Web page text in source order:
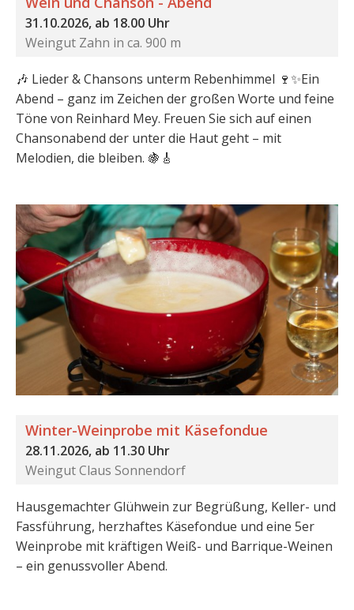
31.10.2026, ab 18.00 Uhr
Weingut Zahn in ca. 900 m
🎶 Lieder & Chansons unterm Rebenhimmel 🍷✨Ein
Abend – ganz im Zeichen der großen Worte und feine
Töne von Reinhard Mey. Freuen Sie sich auf einen
Chansonabend der unter die Haut geht – mit
Melodien, die bleiben. 🍇🎸
Winter-Weinprobe mit Käsefondue
28.11.2026, ab 11.30 Uhr
Weingut Claus Sonnendorf
Hausgemachter Glühwein zur Begrüßung, Keller- und
Fassführung, herzhaftes Käsefondue und eine 5er
Weinprobe mit kräftigen Weiß- und Barrique-Weinen
– ein genussvoller Abend.